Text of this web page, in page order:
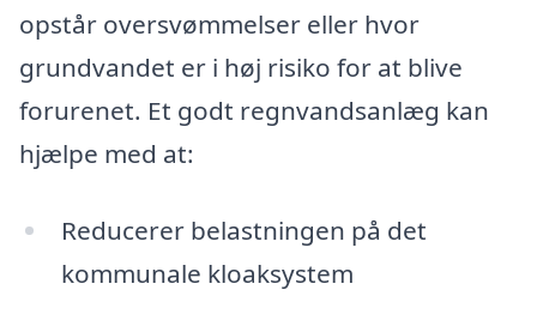
opstår oversvømmelser eller hvor
grundvandet er i høj risiko for at blive
forurenet. Et godt regnvandsanlæg kan
hjælpe med at:
Reducerer belastningen på det
kommunale kloaksystem